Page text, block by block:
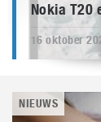
Nokia T20
16 oktober
NIEUWS